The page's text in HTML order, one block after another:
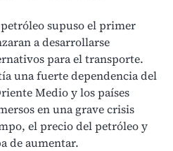
supuso el primer
a desarrollarse
para el transporte.
una fuerte dependencia del
Medio y los países
en una grave crisis
el precio del petróleo y
de aumentar.